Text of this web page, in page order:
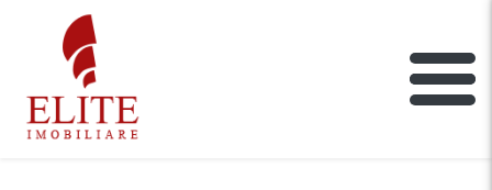
ELITE IMOBILIARE
Main Nav